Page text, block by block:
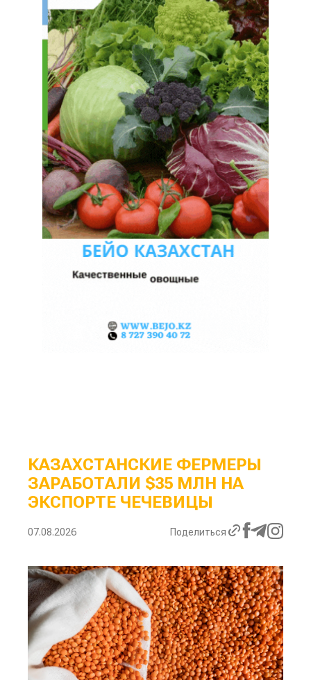
КАЗАХСТАНСКИЕ ФЕРМЕРЫ
ЗАРАБОТАЛИ $35 МЛН НА
ЭКСПОРТЕ ЧЕЧЕВИЦЫ
07.08.2026 Поделиться